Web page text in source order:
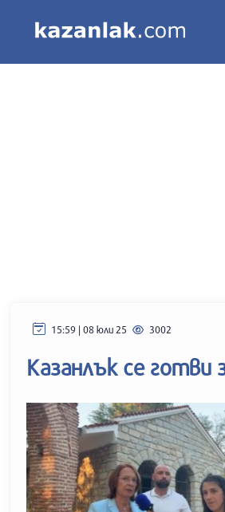
15:59 | 08 юли 25 3002
Казанлък се